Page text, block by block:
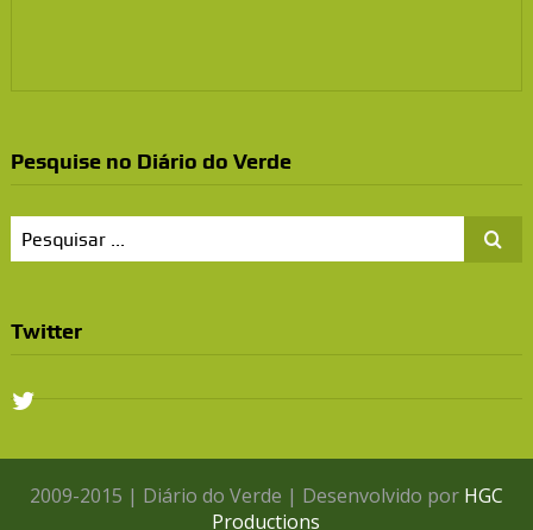
Pesquise no Diário do Verde
Twitter
2009-2015 | Diário do Verde | Desenvolvido por HGC
Productions